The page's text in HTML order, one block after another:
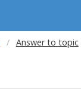
Answer to topic